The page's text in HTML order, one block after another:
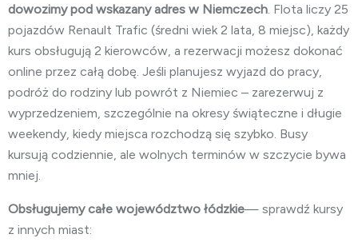
dowozimy pod wskazany adres w Niemczech . Flota liczy 25
pojazdów Renault Trafic (średni wiek 2 lata, 8 miejsc), każdy
kurs obsługują 2 kierowców, a rezerwacji możesz dokonać
online przez całą dobę. Jeśli planujesz wyjazd do pracy,
podróż do rodziny lub powrót z Niemiec – zarezerwuj z
wyprzedzeniem, szczególnie na okresy świąteczne i długie
weekendy, kiedy miejsca rozchodzą się szybko. Busy
kursują codziennie, ale wolnych terminów w szczycie bywa
mniej.
Obsługujemy całe województwo łódzkie— sprawdź kursy
z innych miast: